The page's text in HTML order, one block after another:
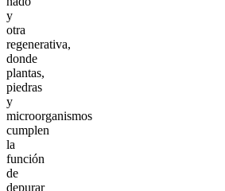
y
otra
regenerativa,
donde
plantas,
piedras
y
microorganismos
cumplen
la
función
de
depurar